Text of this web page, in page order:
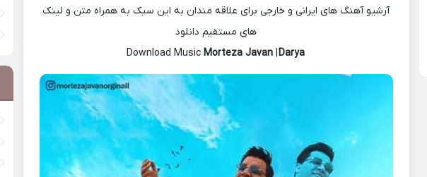
آرشیو آهنگ های ایرانی و خارجی برای علاقه مندان به این سبک به همراه متن و لینک
های مستقیم دانلود
Morteza Javan |Darya